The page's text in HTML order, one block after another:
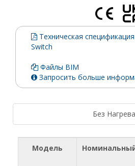
Техническая
Switch
Файлы BIM
Запросить больше
Без Нагрева
Модель